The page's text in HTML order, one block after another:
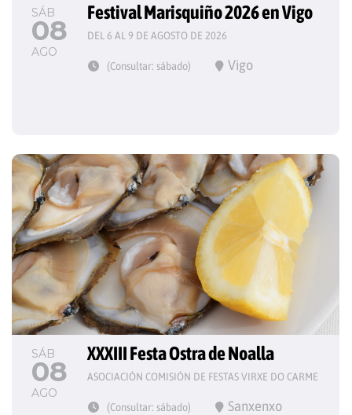
SÁB
08
AGO
Festival Marisquiño 2026 en Vigo
DEL 6 AL 9 DE AGOSTO DE 2026
(Consultar: sábado) Vigo
SÁB
08
AGO
XXXIII Festa Ostra de Noalla
ASOCIACIÓN COMISIÓN DE FESTAS VIRXE DO CARME
(Consultar: sábado) Sanxenxo